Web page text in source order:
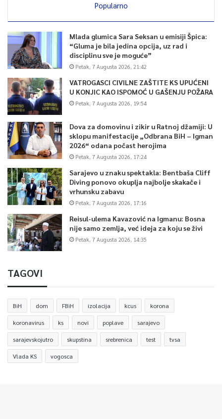
Popularno
Mlada glumica Sara Seksan u emisiji Špica:
“Gluma je bila jedina opcija, uz rad i
disciplinu sve je moguće”
Petak, 7 Augusta 2026, 21:42
VATROGASCI CIVILNE ZAŠTITE KS UPUĆENI
U KONJIC KAO ISPOMOĆ U GAŠENJU POŽARA
Petak, 7 Augusta 2026, 19:54
Dova za domovinu i zikir u Ratnoj džamiji: U
sklopu manifestacije „Odbrana BiH – Igman
2026“ odana počast herojima
Petak, 7 Augusta 2026, 17:24
Sarajevo u znaku spektakla: Bentbaša Cliff
Diving ponovo okuplja najbolje skakače i
vrhunsku zabavu
Petak, 7 Augusta 2026, 17:16
Reisul-ulema Kavazović na Igmanu: Bosna
nije samo zemlja, već ideja za koju se živi
Petak, 7 Augusta 2026, 14:35
TAGOVI
BiH dom FBiH izolacija kcus korona
koronavirus ks novi poplave sarajevo
sarajevskojutro skupstina srebrenica test tvsa
Vlada KS vogosca